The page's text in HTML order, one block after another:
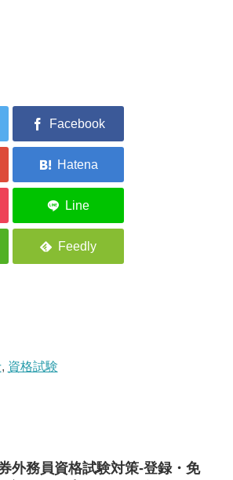
, 資格試験
外務員資格試験対策-登録・免